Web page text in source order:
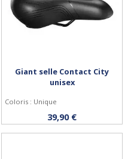
Acheter
Giant selle Contact City
unisex
Coloris : Unique
39,90 €